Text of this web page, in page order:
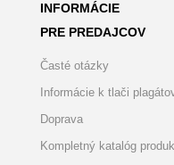
INFORMÁCIE
PRE PREDAJCOV
Časté otázky
Informácie k tlači
Doprava
Kompletný katalóg